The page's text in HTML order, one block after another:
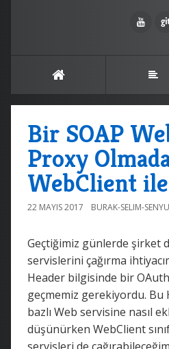
Bir SOAP
Proxy
WebClient
22 MAYIS 2017 BURAK-SELIM-
Geçtiğimiz günlerde şirket
servislerini çağırma
Header bilgisinde bir
geçmemiz gerekiyordu. Bu
bazlı Web servisine nasıl
düşünürken WebClient